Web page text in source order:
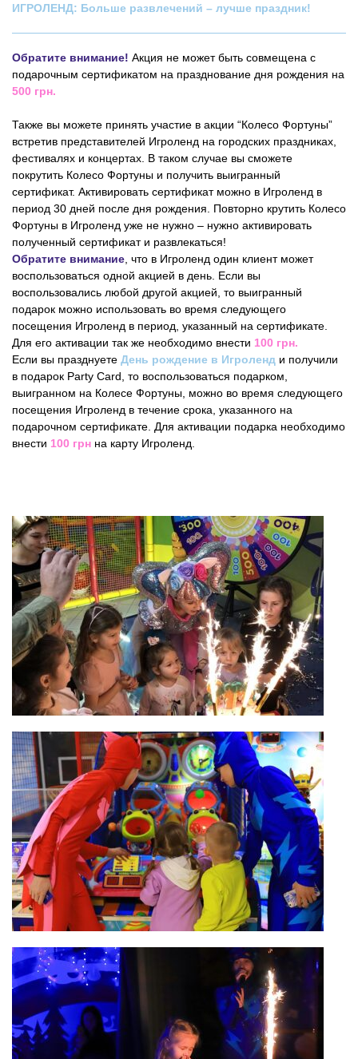
ИГРОЛЕНД: Больше развлечений – лучше праздник!
Обратите внимание! Акция не может быть совмещена с
подарочным сертификатом на празднование дня рождения на
500 грн.
Также вы можете принять участие в акции “Колесо Фортуны”
встретив представителей Игроленд на городских праздниках,
фестивалях и концертах. В таком случае вы сможете
покрутить Колесо Фортуны и получить выигранный
сертификат. Активировать сертификат можно в Игроленд в
период 30 дней после дня рождения. Повторно крутить Колесо
Фортуны в Игроленд уже не нужно – нужно активировать
полученный сертификат и развлекаться!
Обратите внимание , что в Игроленд один клиент может
воспользоваться одной акцией в день. Если вы
воспользовались любой другой акцией, то выигранный
подарок можно использовать во время следующего
посещения Игроленд в период, указанный на сертификате.
Для его активации так же необходимо внести 100 грн.
Если вы празднуете День рождение в Игроленд и получили
в подарок Party Card, то воспользоваться подарком,
выигранном на Колесе Фортуны, можно во время следующего
посещения Игроленд в течение срока, указанного на
подарочном сертификате. Для активации подарка необходимо
внести 100 грн на карту Игроленд.